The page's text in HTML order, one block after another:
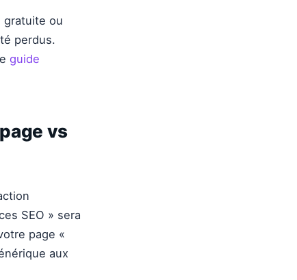
ou
perdus.
guide
vs
SEO » sera
page «
aux